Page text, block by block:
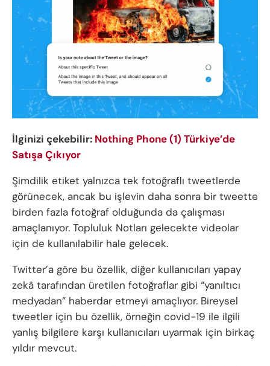
İlginizi çekebilir: Nothing Phone (1) Türkiye’de
Satışa Çıkıyor
Şimdilik etiket yalnızca tek fotoğraflı tweetlerde
görünecek, ancak bu işlevin daha sonra bir tweette
birden fazla fotoğraf olduğunda da çalışması
amaçlanıyor. Topluluk Notları gelecekte videolar
için de kullanılabilir hale gelecek.
Twitter’a göre bu özellik, diğer kullanıcıları yapay
zekâ tarafından üretilen fotoğraflar gibi “yanıltıcı
medyadan” haberdar etmeyi amaçlıyor. Bireysel
tweetler için bu özellik, örneğin covid-19 ile ilgili
yanlış bilgilere karşı kullanıcıları uyarmak için birkaç
yıldır mevcut.